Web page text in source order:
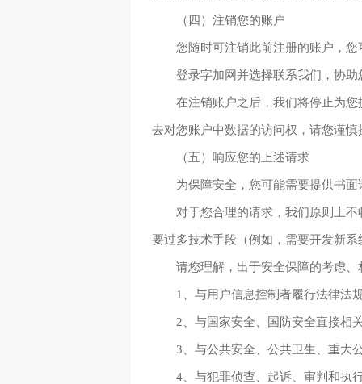
（四）注销您的账户
您随时可注销此前注册的账户，
登录字加网并选择联系我们，协
在注销账户之后，我们将停止为
去对您账户中数据的访问权，请您谨慎
（五）响应您的上述请求
为保障安全，您可能需要提供书
对于您合理的请求，我们原则上
要过多技术手段（例如，需要开发新
请您理解，出于安全保障的考虑
1、与用户信息控制者履行法律法
2、与国家安全、国防安全直接相
3、与公共安全、公共卫生、重大
4、与犯罪侦查、起诉、审判和执